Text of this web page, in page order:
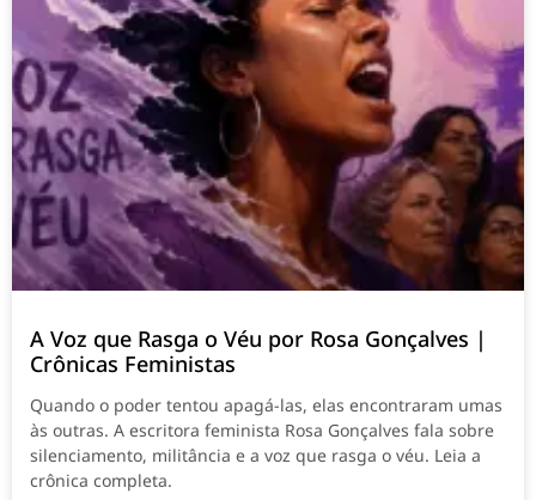
A Voz que Rasga o Véu por Rosa Gonçalves |
Crônicas Feministas
Quando o poder tentou apagá-las, elas encontraram umas
às outras. A escritora feminista Rosa Gonçalves fala sobre
silenciamento, militância e a voz que rasga o véu. Leia a
crônica completa.